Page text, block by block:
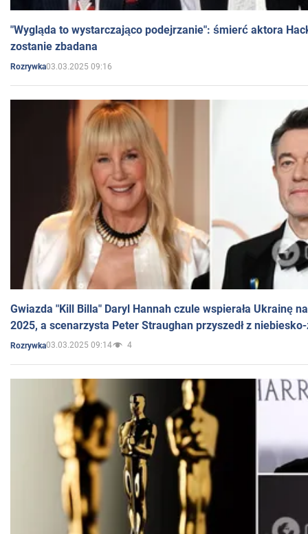
"Wygląda to wystarczająco podejrzanie": śmierć aktora
zostanie zbadana
Rozrywka03.03.2025 09:16
Gwiazda "Kill Billa" Daryl Hannah czule wspierała Ukrainę
2025, a scenarzysta Peter Straughan przyszedł z
Rozrywka03.03.2025 09:14 4